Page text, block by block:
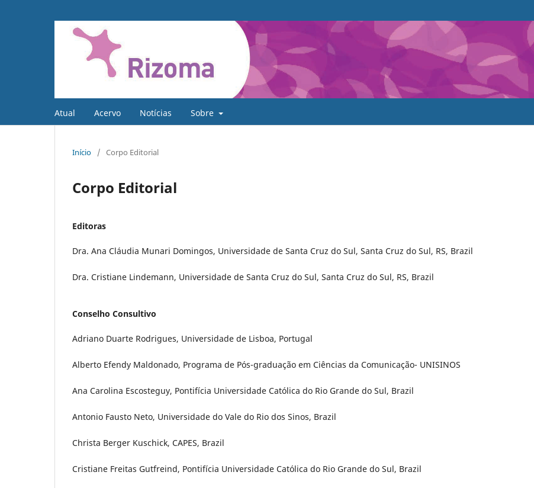
Atual Acervo Notícias Sobre
Início / Corpo Editorial
Corpo Editorial
Editoras
Dra. Ana Cláudia Munari Domingos, Universidade de Santa Cruz do Sul, Santa Cruz do Sul, RS, Brazil
Dra. Cristiane Lindemann, Universidade de Santa Cruz do Sul, Santa Cruz do Sul, RS, Brazil
Conselho Consultivo
Adriano Duarte Rodrigues, Universidade de Lisboa, Portugal
Alberto Efendy Maldonado, Programa de Pós-graduação em Ciências da Comunicação- UNISINOS
Ana Carolina Escosteguy, Pontifícia Universidade Católica do Rio Grande do Sul, Brazil
Antonio Fausto Neto, Universidade do Vale do Rio dos Sinos, Brazil
Christa Berger Kuschick, CAPES, Brazil
Cristiane Freitas Gutfreind, Pontifícia Universidade Católica do Rio Grande do Sul, Brazil